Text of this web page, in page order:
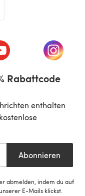
neuen Tab)
(öffnet sich in einem
(öffnet
Rabattcode
enthalten
Abonnieren
abmelden, indem du auf
E-Mails klickst.